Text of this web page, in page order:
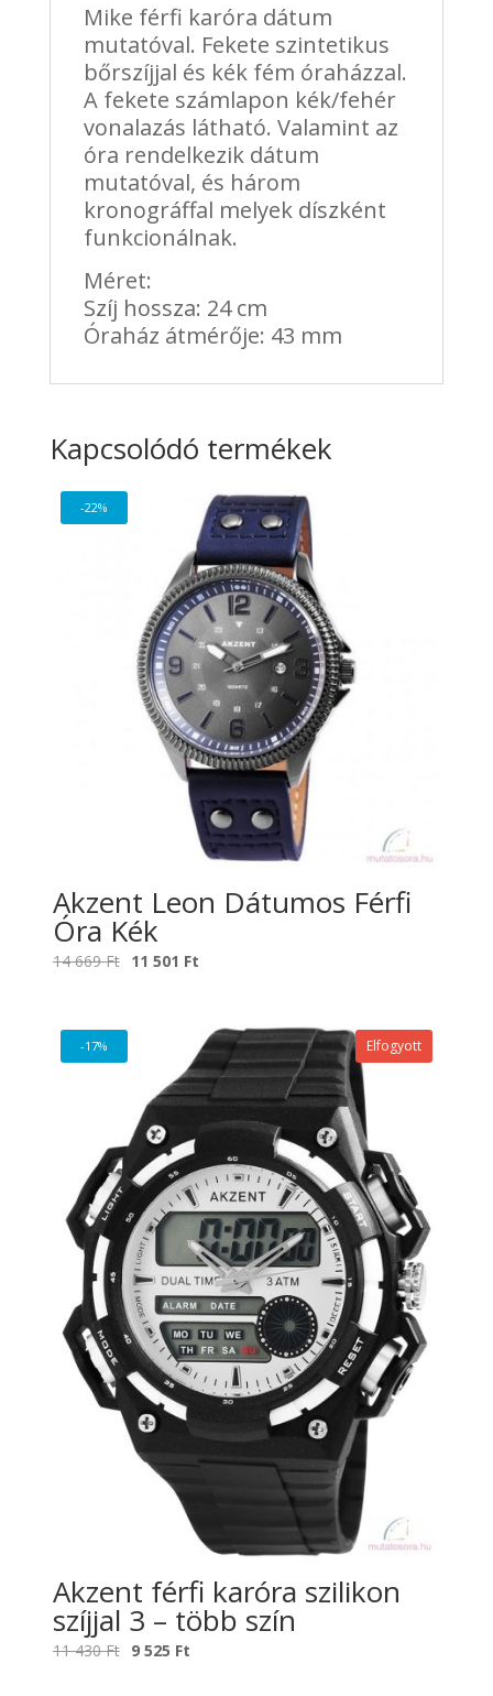
Mike férfi karóra dátum
mutatóval. Fekete szintetikus
bőrszíjjal és kék fém óraházzal.
A fekete számlapon kék/fehér
vonalazás látható. Valamint az
óra rendelkezik dátum
mutatóval, és három
kronográffal melyek díszként
funkcionálnak.
Méret:
Szíj hossza: 24 cm
Óraház átmérője: 43 mm
Kapcsolódó termékek
-22%
Akzent Leon Dátumos Férfi
Óra Kék
14 669Ft Original
14
669 Ft.
11 501 Ft
11
501 Ft.
-17% Elfogyott
Akzent férfi karóra szilikon
szíjjal 3 – több szín
11 430Ft Original
9 525 Ft